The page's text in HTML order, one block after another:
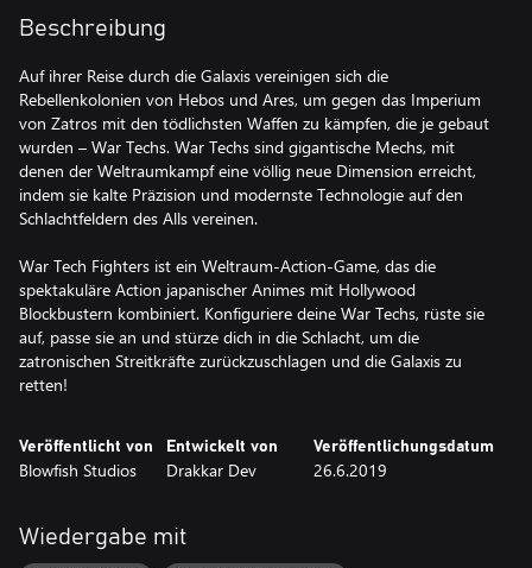
Beschreibung
Auf ihrer Reise durch die Galaxis vereinigen sich die
Rebellenkolonien von Hebos und Ares, um gegen das Imperium
von Zatros mit den tödlichsten Waffen zu kämpfen, die je gebaut
wurden – War Techs. War Techs sind gigantische Mechs, mit
denen der Weltraumkampf eine völlig neue Dimension erreicht,
indem sie kalte Präzision und modernste Technologie auf den
Schlachtfeldern des Alls vereinen.
War Tech Fighters ist ein Weltraum-Action-Game, das die
spektakuläre Action japanischer Animes mit Hollywood
Blockbustern kombiniert. Konfiguriere deine War Techs, rüste sie
auf, passe sie an und stürze dich in die Schlacht, um die
zatronischen Streitkräfte zurückzuschlagen und die Galaxis zu
retten!
Veröffentlicht von
Blowfish Studios
Entwickelt von
Drakkar Dev
Veröffentlichungsdatum
26.6.2019
Wiedergabe mit